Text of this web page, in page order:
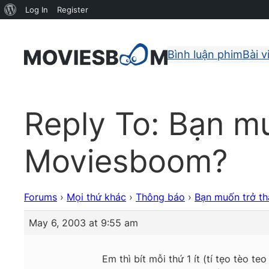
Bình luận phimBài
Reply To: Bạn
Moviesboom?
Forums › Mọi thứ khác › Thông báo › Bạn muốn trở
May 6, 2003 at 9:55 am
Em thì bít mỗi thứ 1 ít (tí tẹo tèo
About
Log In Register